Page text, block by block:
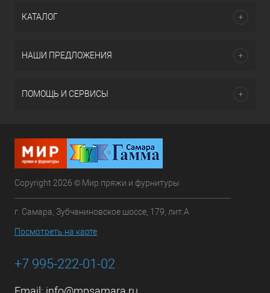
КАТАЛОГ
НАШИ ПРЕДЛОЖЕНИЯ
ПОМОЩЬ И СЕРВИСЫ
Copyright 2026 © Мир пряжи и фурнитуры
г. Самара, Зубчаниновское шоссе, 179, лит.А
Посмотреть на карте
+7 995-222-01-02